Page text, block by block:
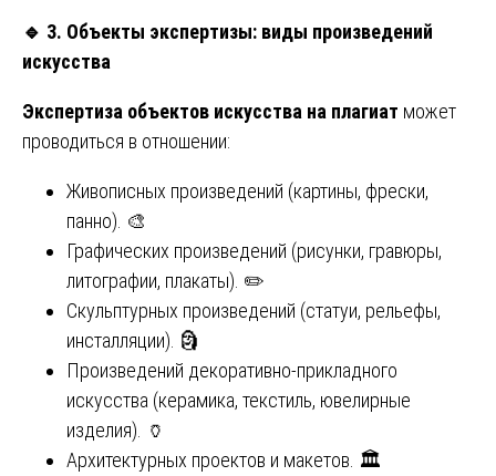
🔹 3. Объекты экспертизы: виды произведений
искусства
Экспертиза объектов искусства на плагиат может
проводиться в отношении:
Живописных произведений (картины, фрески,
панно). 🎨
Графических произведений (рисунки, гравюры,
литографии, плакаты). ✏️
Скульптурных произведений (статуи, рельефы,
инсталляции). 🗿
Произведений декоративно-прикладного
искусства (керамика, текстиль, ювелирные
изделия). 🏺
Архитектурных проектов и макетов. 🏛️